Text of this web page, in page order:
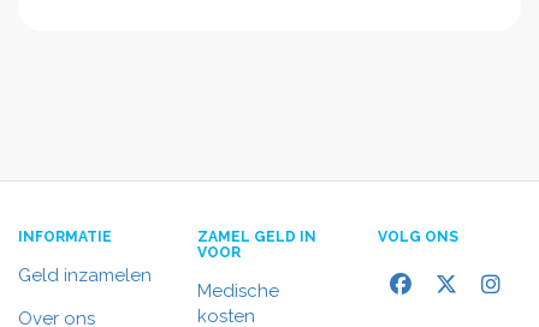
INFORMATIE
Geld inzamelen
Over ons
ZAMEL GELD IN
VOOR
Medische
kosten
VOLG ONS